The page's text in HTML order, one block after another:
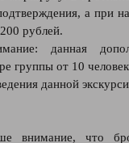
а при
рублей.
данная
группы от 10
данной
внимание, что